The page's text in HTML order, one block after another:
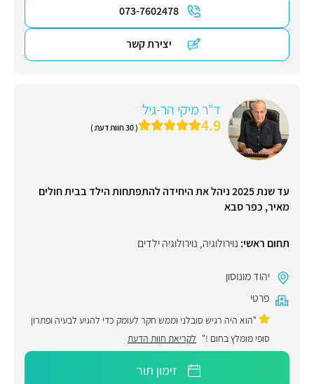
073-7602478
יצירת קשר
ד"ר מיקי הר-גיל
4.9 ( 30 חוות דעת )
עד שנת 2025 ניהל את היחידה להתפתחות הילד בבית חולים
מאיר, כפר סבא
תחום ראשי: נוירולוגיה, נוירולוגיה ילדים
יהוד מונוסון
פרטי
"הוא היה רגיש סובלני וממש חקר לעומק כדי להגיע לבעיה ופתרון
סופי מומלץ בחום !" לקריאת חוות הדעת
זימון תור